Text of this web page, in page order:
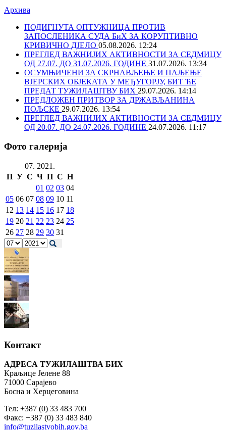
Архива
ПОДИГНУТА ОПТУЖНИЦА ПРОТИВ
ЗАПОСЛЕНИКА СУДА БиХ ЗА КОРУПТИВНО
КРИВИЧНО ДЈЕЛО 05.08.2026. 12:24
ПРЕГЛЕД ВАЖНИЈИХ АКТИВНОСТИ ЗА СЕДМИЦУ
ОД 27.07. ДО 31.07.2026. ГОДИНЕ 31.07.2026. 13:34
ОСУМЊИЧЕНИ ЗА СКРНАВЉЕЊЕ И ПАЉЕЊЕ
ВЈЕРСКИХ ОБЈЕКАТА У МЕЂУГОРЈУ, БИТ ЋЕ
ПРЕДАТ ТУЖИЛАШТВУ БИХ 29.07.2026. 14:14
ПРЕДЛОЖЕН ПРИТВОР ЗА ДРЖАВЉАНИНА
ПОЉСКЕ 29.07.2026. 13:54
ПРЕГЛЕД ВАЖНИЈИХ АКТИВНОСТИ ЗА СЕДМИЦУ
ОД 20.07. ДО 24.07.2026. ГОДИНЕ 24.07.2026. 11:17
Фото галерија
07. 2021.
П У С Ч П С Н
01 02 03 04
05 06 07 08 09 10 11
12 13 14 15 16 17 18
19 20 21 22 23 24 25
26 27 28 29 30 31
Контакт
АДРЕСА ТУЖИЛАШТВА БИХ
Краљице Јелене 88
71000 Сарајево
Босна и Херцеговина
Тел: +387 (0) 33 483 700
Факс: +387 (0) 33 483 840
info@tuzilastvobih.gov.ba